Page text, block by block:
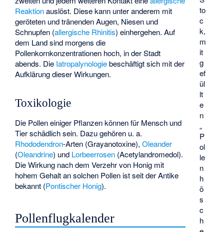
to
c
k,
m
it
g
ef
ül
lt
e
n
„
P
ol
le
n
h
ö
s
c
h
Reaktionauslöst. Diese kann unter anderem mit
geröteten und tränenden Augen, Niesen und
Schnupfen (allergische Rhinitis) einhergehen. Auf
dem Land sind morgens die
Pollenkornkonzentrationen hoch, in der Stadt
abends. Die Iatropalynologiebeschäftigt sich mit der
Aufklärung dieser Wirkungen.
Toxikologie
Die Pollen einiger Pflanzen können für Mensch und
Tier schädlich sein. Dazu gehören u. a.
Rhododendron-Arten (Grayanotoxine),Oleander
(Oleandrine) und Lorbeerrosen (Acetylandromedol).
Die Wirkung nach dem Verzehr von Honig mit
hohem Gehalt an solchen Pollen ist seit der Antike
bekannt (Pontischer Honig).
Pollenflugkalender